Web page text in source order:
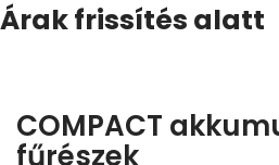
Árak frissítés alatt
COMPACT
fűrészek